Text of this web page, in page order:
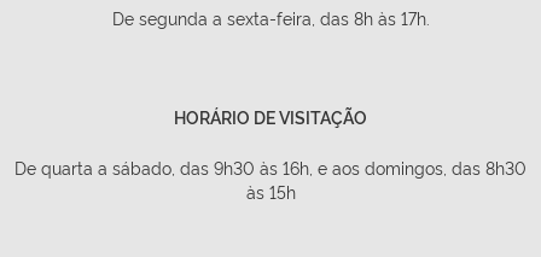
De segunda a sexta-feira, das 8h às 17h.
HORÁRIO DE VISITAÇÃO
De quarta a sábado, das 9h30 às 16h, e aos domingos, das 8h30
às 15h